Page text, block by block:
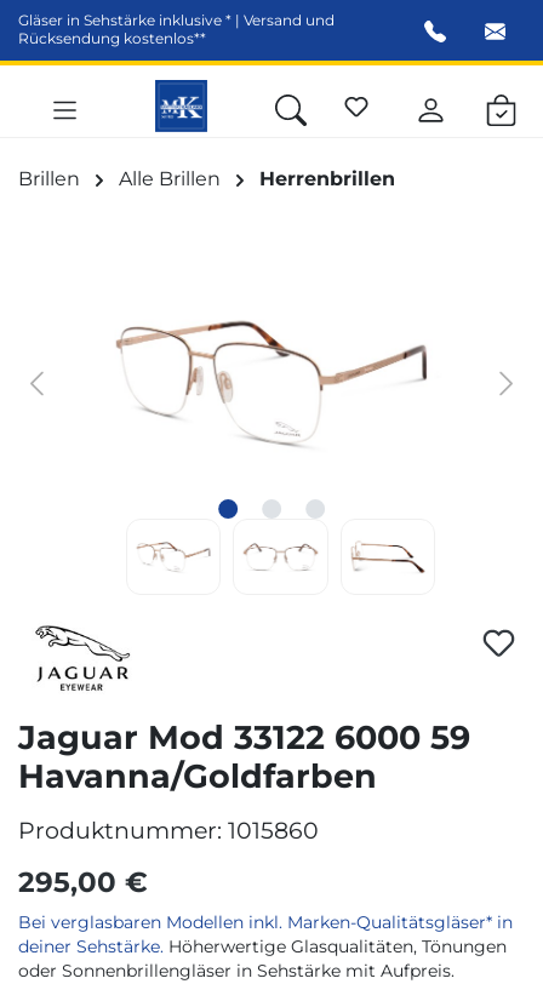
springen
Gläser in Sehstärke inklusive * | Versand und
Rücksendung kostenlos**
Brillen Alle Brillen Herrenbrillen
Jaguar Mod 33122 6000 59
Havanna/Goldfarben
Produktnummer: 1015860
295,00 €
Bei verglasbaren Modellen inkl. Marken-Qualitätsgläser* in
deiner Sehstärke. Höherwertige Glasqualitäten, Tönungen
oder Sonnenbrillengläser in Sehstärke mit Aufpreis.